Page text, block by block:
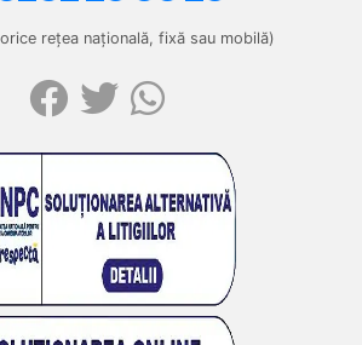
rețea națională, fixă sau mobilă)